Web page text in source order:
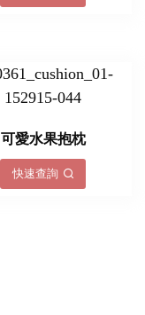
可愛水果抱枕
快速查詢